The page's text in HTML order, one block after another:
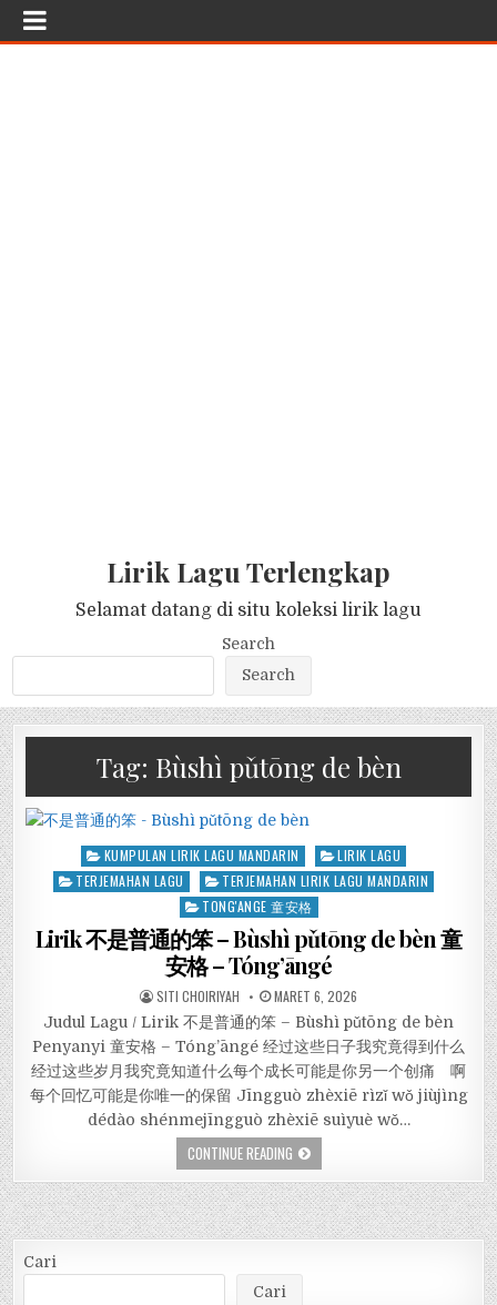
Lirik Lagu Terlengkap
Selamat datang di situ koleksi lirik lagu
Search
Search
Tag: Bùshì pǔtōng de bèn
Posted
in
KUMPULAN LIRIK LAGU MANDARIN
LIRIK LAGU
TERJEMAHAN LAGU
TERJEMAHAN LIRIK LAGU MANDARIN
TONG'ANGE 童安格
Lirik 不是普通的笨 – Bùshì pǔtōng de bèn 童
安格 – Tóng’āngé
SITI CHOIRIYAH MARET 6, 2026
Judul Lagu / Lirik 不是普通的笨 – Bùshì pǔtōng de bèn
Penyanyi 童安格 – Tóng’āngé 经过这些日子我究竟得到什么
经过这些岁月我究竟知道什么每个成长可能是你另一个创痛 啊
每个回忆可能是你唯一的保留 Jīngguò zhèxiē rìzǐ wǒ jiùjìng
dédào shénmejīngguò zhèxiē suìyuè wǒ…
CONTINUE READING
Cari
Cari